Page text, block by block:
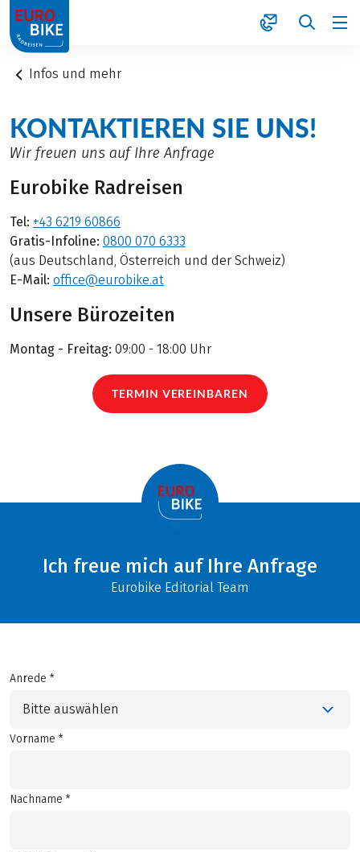
1
Infos und mehr
KONTAKTIEREN SIE UNS!
Wir freuen uns auf Ihre Anfrage
Eurobike Radreisen
Tel: +43 6219 60866
Gratis-Infoline: 0800 070 6333
(aus Deutschland, Österreich und der Schweiz)
E-Mail: office@eurobike.at
Unsere Bürozeiten
Montag - Freitag: 09:00 - 18:00 Uhr
TERMIN VEREINBAREN
Ich freue mich auf Ihre Anfrage
Eurobike Editorial Team
Anrede *
Bitte auswählen
Vorname *
Nachname *